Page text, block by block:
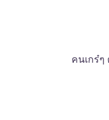
คนเกร๋ๆ